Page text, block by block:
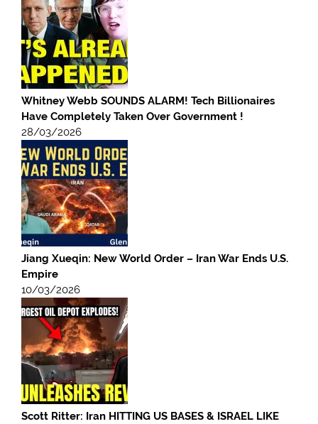
Whitney Webb SOUNDS ALARM! Tech Billionaires
Have Completely Taken Over Government !
28/03/2026
Jiang Xueqin: New World Order – Iran War Ends U.S.
Empire
10/03/2026
Scott Ritter: Iran HITTING US BASES & ISRAEL LIKE